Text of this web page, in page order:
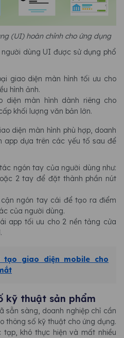
(UI) hoàn chỉnh cho ứng dụng
dùng UI được sử dụng phổ
giao diện màn hình tối ưu cho
hình ảnh.
diện màn hình dành riêng cho
khối lượng văn bản lớn.
diện màn hình phù hợp, doanh
app dựa trên các yếu tố sau để
ngón tay của người dùng như:
2 tay để đặt thành phần nút
ngón tay cái để tạo ra điểm
của người dùng.
app tối ưu cho 2 nền tảng cửa
giao diện mobile cho
kỹ thuật sản phẩm
sẵn sàng, doanh nghiệp chỉ cần
thông số kỹ thuật cho ứng dụng.
tạp, khó thực hiện và mất nhiều